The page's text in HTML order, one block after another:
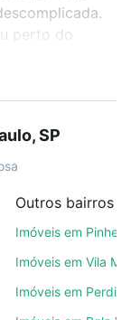
perto do
sete de
para
e
e
Você
SP
Outros bairros
Imóveis em
Imóveis em Vila
Imóveis em